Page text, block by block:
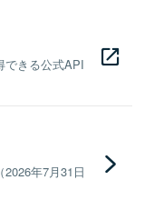
できる公式API
年7月31日